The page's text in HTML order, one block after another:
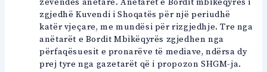
zgjedhë Kuvendi i Shoqatës për një periudhë
katër vjeçare, me mundësi për rizgjedhje. Tre nga
anëtarët e Bordit Mbikëqyrës zgjedhen nga
përfaqësuesit e pronarëve të mediave, ndërsa dy
prej tyre nga gazetarët që i propozon SHGM-ja.